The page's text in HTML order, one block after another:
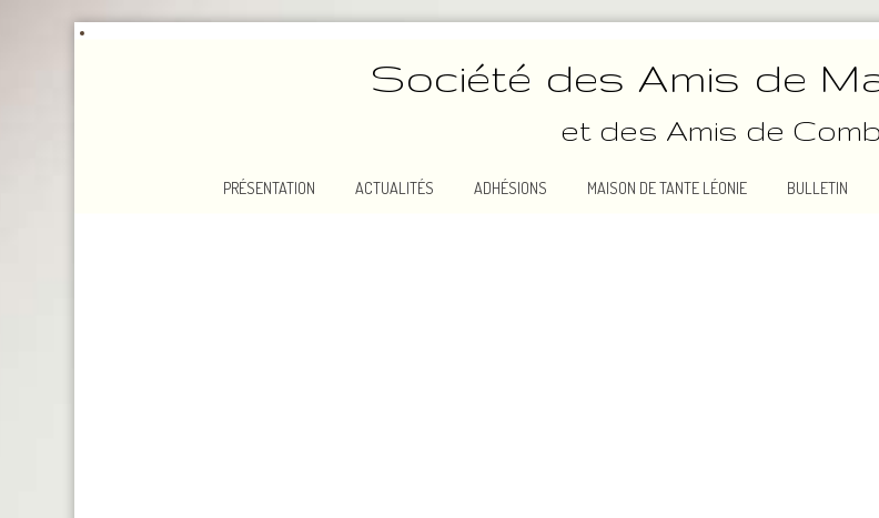
Société des Amis de
et des Amis de
PRÉSENTATION ACTUALITÉS ADHÉSIONS MAISON DE TANTE LÉONIE BULLETIN